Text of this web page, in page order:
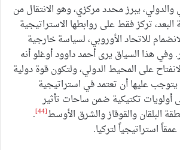
والدولي، يبرز محدد مركزي، وهو الانتقال من
تركز فقط على روابطها الاستراتيجية
للاتحاد الأوروبي، لسياسة خارجية
وفي هذا السياق يرى أحمد داوود أوغلو أنه
على المحيط الدولي، ولتكون قوة دولية
يتوجب عليها أن تعتمد في استراتيجية
أولويات تكتيكية ضمن ساحات تأثير
البلقان والقوقاز والشرق الأوسط[44]
.
استراتيجياً لتركيا.